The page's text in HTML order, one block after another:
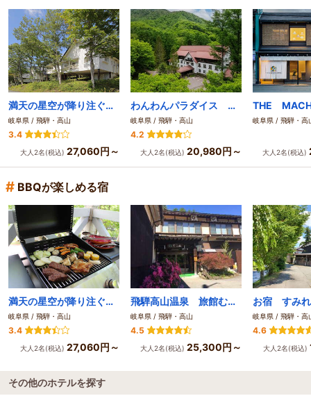
満天の星空が降り注ぐ森の別荘 リゾートヴィラ高山
岐阜県 / 飛騨・高山
3.4
大人2名(税込) 27,060円～
わんわんパラダイス 高山
岐阜県 / 飛騨・高山
4.2
大人2名(税込) 20,980円～
岐阜県 / 飛騨・高
大人2名(税込)
# BBQが楽しめる宿
満天の星空が降り注ぐ森の別荘 リゾートヴィラ高山
岐阜県 / 飛騨・高山
3.4
大人2名(税込) 27,060円～
飛騨高山温泉 旅館むら山
岐阜県 / 飛騨・高山
4.5
大人2名(税込) 25,300円～
お宿 すみ
岐阜県 / 飛騨・高
4.6
大人2名(税込)
その他のホテルを探す